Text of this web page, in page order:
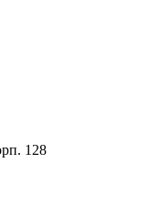
128